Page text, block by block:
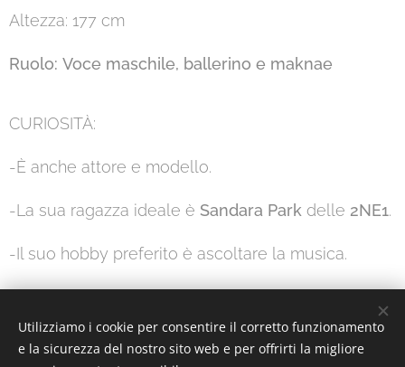
Altezza: 177 cm
Ruolo: Voce maschile, ballerino e maknae
CURIOSITÀ:
-È anche attore e modello.
-La sua ragazza ideale è Sandara Park delle 2NE1.
-Il suo hobby preferito è ascoltare la musica.
Interesting or Not?
Utilizziamo i cookie per consentire il corretto funzionamento
e la sicurezza del nostro sito web e per offrirti la migliore